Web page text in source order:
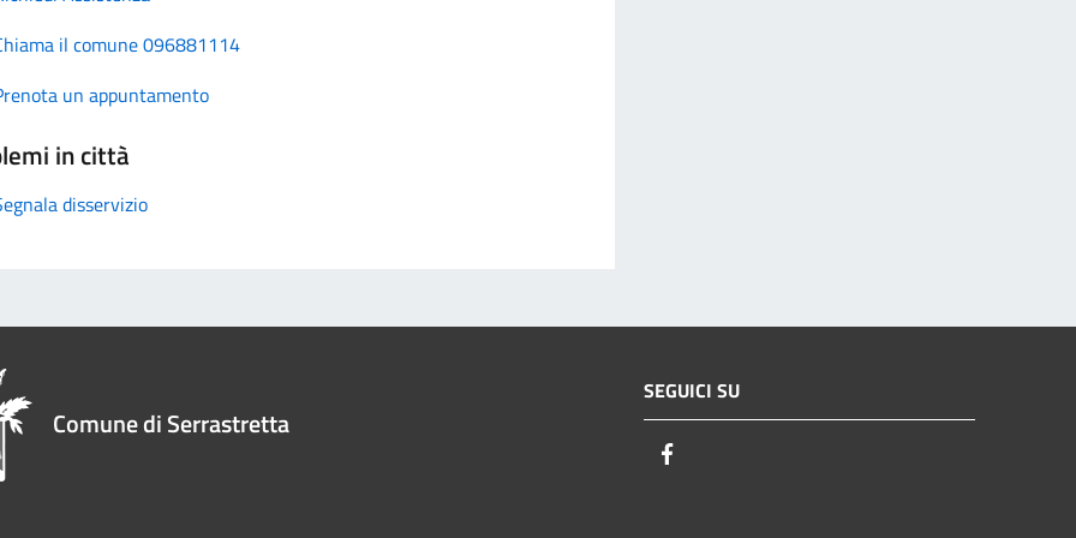
il comune 096881114
un appuntamento
in città
disservizio
Comune di Serrastretta
SEGUICI SU